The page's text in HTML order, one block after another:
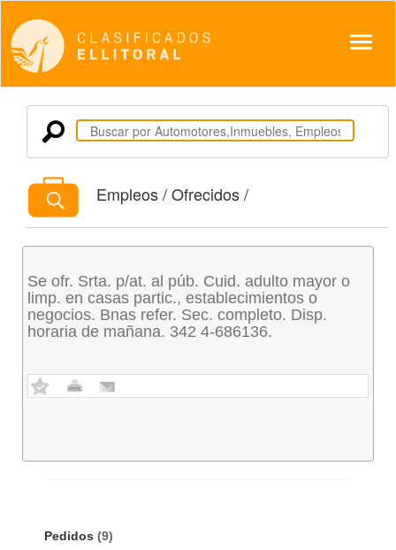
Empleos / Ofrecidos /
Se ofr. Srta. p/at. al púb. Cuid. adulto mayor o
limp. en casas partic., establecimientos o
negocios. Bnas refer. Sec. completo. Disp.
horaria de mañana. 342 4-686136.
Pedidos (9)